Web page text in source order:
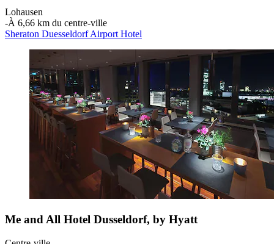
Lohausen
‐À 6,66 km du centre-ville
Sheraton Duesseldorf Airport Hotel
Me and All Hotel Dusseldorf, by Hyatt